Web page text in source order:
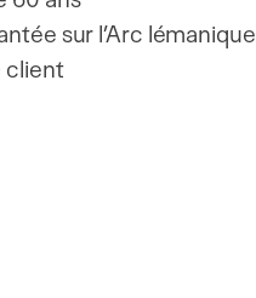
sur l’Arc lémanique
client